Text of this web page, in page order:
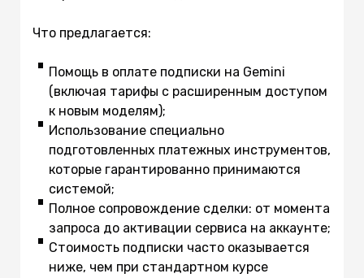
Что предлагается:
Помощь в оплате подписки на Gemini
(включая тарифы с расширенным доступом
к новым моделям);
Использование специально
подготовленных платежных инструментов,
которые гарантированно принимаются
системой;
Полное сопровождение сделки: от момента
запроса до активации сервиса на аккаунте;
Стоимость подписки часто оказывается
ниже, чем при стандартном курсе